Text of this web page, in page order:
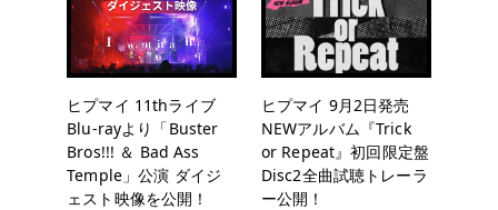
ヒプマイ 11thライブ
Blu-rayより「Buster
Bros!!! ＆ Bad Ass
Temple」公演 ダイジ
ェスト映像を公開！
ヒプマイ 9月2日発売
NEWアルバム『Trick
or Repeat』初回限定盤
Disc2全曲試聴トレーラ
ー公開！